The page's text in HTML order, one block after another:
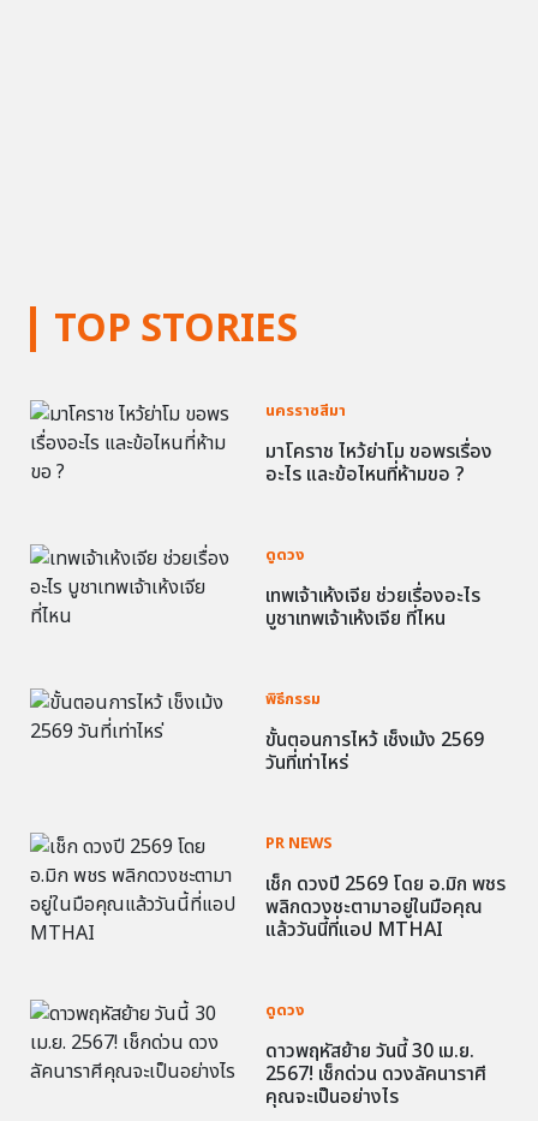
TOP STORIES
นครราชสีมา
มาโคราช ไหว้ย่าโม ขอพรเรื่อง
อะไร และข้อไหนที่ห้ามขอ ?
ดูดวง
เทพเจ้าเห้งเจีย ช่วยเรื่องอะไร
บูชาเทพเจ้าเห้งเจีย ที่ไหน
พิธีกรรม
ขั้นตอนการไหว้ เช็งเม้ง 2569
วันที่เท่าไหร่
PR NEWS
เช็ก ดวงปี 2569 โดย อ.มิก พชร
พลิกดวงชะตามาอยู่ในมือคุณ
แล้ววันนี้ที่แอป MTHAI
ดูดวง
ดาวพฤหัสย้าย วันนี้ 30 เม.ย.
2567! เช็กด่วน ดวงลัคนาราศี
คุณจะเป็นอย่างไร